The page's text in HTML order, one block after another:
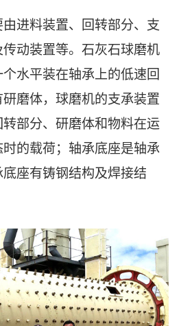
进料装置、回转部分、支
动装置等。石灰石球磨机
水平装在轴承上的低速回
磨体，球磨机的支承装置
部分、研磨体和物料在运
的载荷；轴承底座是轴承
座有铸钢结构及焊接结